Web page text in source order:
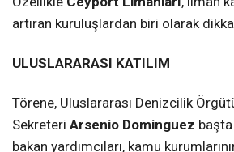
artıran kuruluşlardan biri olarak
ULUSLARARASI KATILIM
Törene, Uluslararası Denizcilik
Sekreteri Arsenio Dominguez
bakan yardımcıları, kamu